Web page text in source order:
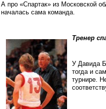
А про «Спартак» из Московской
началась сама команда.
Тренер
У Давида
тогда и
турнире.